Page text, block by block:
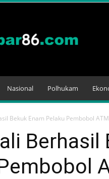
Nasional Polhukam
Bekuk Enam Pelaku Pembobol
Berhasil